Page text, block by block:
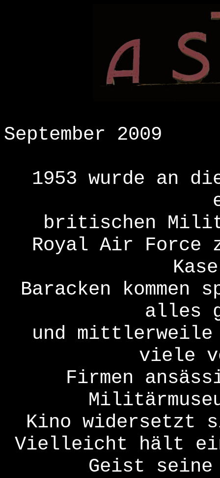
September 2009
1953 wurde an
britischen
Royal Air Force
Baracken
alles
und mittlerweile
viele
Firmen
Kino widersetzt
Vielleicht hält ein
Geist